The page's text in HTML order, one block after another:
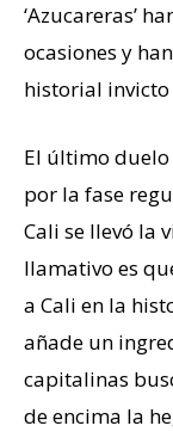
‘Azucareras’
ocasiones y
historial invicto
El último
por la fase
Cali se llevó la
llamativo es
a Cali en la
añade un
capitalinas
de encima la